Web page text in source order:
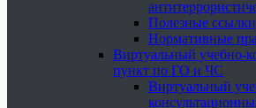
Полезные ссылки
Нормативные
Виртуальный учебно-
пункт по ГО и ЧС
Виртуальный